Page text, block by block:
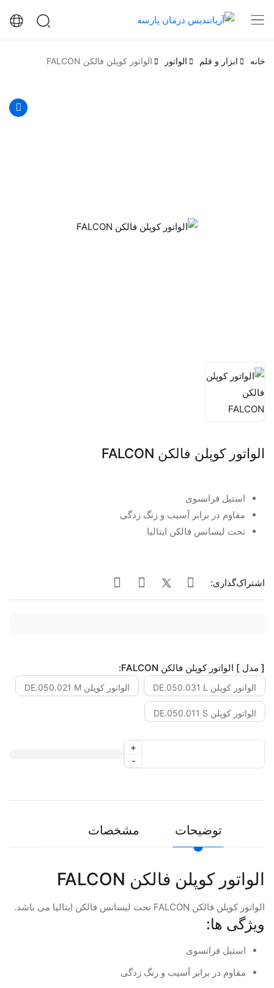
خانه ابزار و قلم الواتور الواتور کوپلن فالکن FALCON
الواتور کوپلن فالکن FALCON
استیل فرانسوی
مقاوم در برابر آسیب و زنگ زدگی
تحت لیسانس فالکن ایتالیا
اشتراک‌گذاری:
[ مدل ] الواتور کوپلن فالکن FALCON:
الواتور کوپلن DE.050.031 L الواتور کوپلن DE.050.021 M
الواتور کوپلن DE.050.011 S
-
+
توضیحات مشخصات
الواتور کوپلن فالکن FALCON
الواتور کوپلن فالکن FALCON تحت لیسانس فالکن ایتالیا می باشد.
ویژگی ها:
استیل فرانسوی
مقاوم در برابر آسیب و زنگ زدگی